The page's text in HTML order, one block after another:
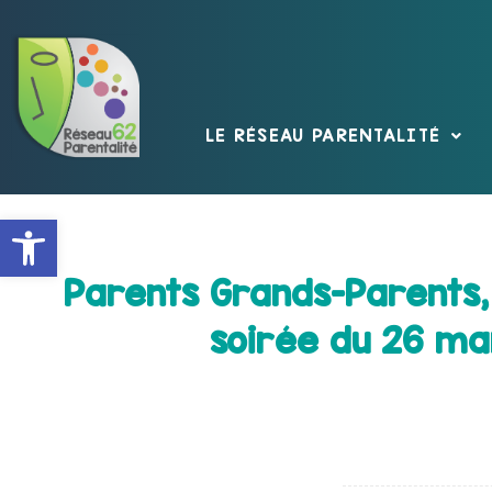
Ouvrir la barre d’outils
LE RÉSEAU PARENTALITÉ
Parents Grands-
soirée du 26